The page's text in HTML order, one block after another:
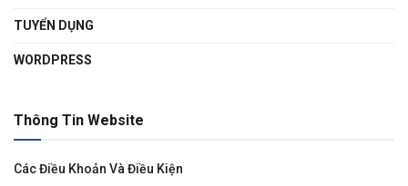
TUYỂN DỤNG
WORDPRESS
Thông Tin Website
Các Điều Khoản Và Điều Kiện